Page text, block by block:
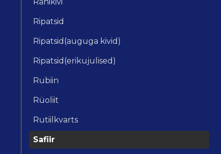
Ripatsid
Ripatsid(auguga kivid)
Ripatsid(erikujulised)
Rubiin
Rüoliit
Rutiilkvarts
Safiir